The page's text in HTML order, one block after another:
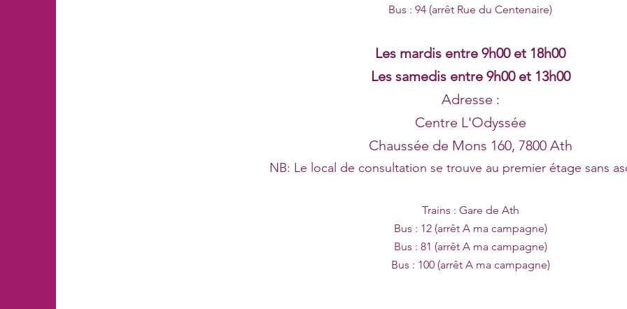
Bus : 94 (arrêt Rue du Centenaire)
Les mardis entre 9h00 et 18h00
Les samedis entre 9h00 et 13h00
Adresse :
Centre L'Odyssée
Chaussée de Mons 160, 7800 Ath
NB: Le local de consultation se trouve au premier étage sans
Trains : Gare de Ath
Bus : 12 (arrêt A ma campagne)
Bus : 81 (arrêt A ma campagne)
Bus : 100 (arrêt A ma campagne)